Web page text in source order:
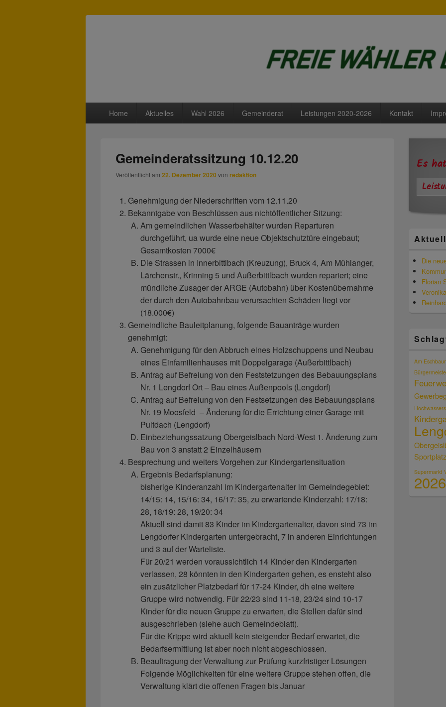
Freie Wähler Lengdorf
PrimäresHome Aktuelles Wahl 2026 Gemeinderat Leistungen 2020-2026 Kontakt
Gemeinderatssitzung 10.12.20
Veröffentlicht am 22. Dezember 2020 von redaktion
Genehmigung der Niederschriften vom 12.11.20
Bekanntgabe von Beschlüssen aus nichtöffentlicher Sitzung:
Am gemeindlichen Wasserbehälter wurden Reparturen
durchgeführt, ua wurde eine neue Objektschutztüre eingebaut;
Gesamtkosten 7000€
Die Strassen in Innerbittlbach (Kreuzung), Bruck 4, Am Mühlanger,
Lärchenstr., Krinning 5 und Außerbittlbach wurden repariert; eine
mündliche Zusager der ARGE (Autobahn) über Kostenübernahme
der durch den Autobahnbau verursachten Schäden liegt vor
(18.000€)
Gemeindliche Bauleitplanung, folgende Bauanträge wurden
genehmigt:
Genehmigung für den Abbruch eines Holzschuppens und Neubau
eines Einfamilienhauses mit Doppelgarage (Außerbittlbach)
Antrag auf Befreiung von den Feststetzungen des Bebauungsplans
Nr. 1 Lengdorf Ort – Bau eines Außenpools (Lengdorf)
Antrag auf Befreiung von den Festsetzungen des Bebauungsplans
Nr. 19 Moosfeld – Änderung für die Errichtung einer Garage mit
Pultdach (Lengdorf)
Einbeziehungssatzung Obergeislbach Nord-West 1. Änderung zum
Bau von 3 anstatt 2 Einzelhäusern
Besprechung und weiters Vorgehen zur Kindergartensituation
Ergebnis Bedarfsplanung:
bisherige Kinderanzahl im Kindergartenalter im Gemeindegebiet:
14/15: 14, 15/16: 34, 16/17: 35, zu erwartende Kinderzahl: 17/18:
28, 18/19: 28, 19/20: 34
Aktuell sind damit 83 Kinder im Kindergartenalter, davon sind 73 im
Lengdorfer Kindergarten untergebracht, 7 in anderen Einrichtungen
und 3 auf der Warteliste.
Für 20/21 werden voraussichtlich 14 Kinder den Kindergarten
verlassen, 28 könnten in den Kindergarten gehen, es ensteht also
ein zusätzlicher Platzbedarf für 17-24 Kinder, dh eine weitere
Gruppe wird notwendig. Für 22/23 sind 11-18, 23/24 sind 10-17
Kinder für die neuen Gruppe zu erwarten, die Stellen dafür sind
ausgeschrieben (siehe auch Gemeindeblatt).
Für die Krippe wird aktuell kein steigender Bedarf erwartet, die
Bedarfsermittlung ist aber noch nicht abgeschlossen.
Beauftragung der Verwaltung zur Prüfung kurzfristiger Lösungen
Folgende Möglichkeiten für eine weitere Gruppe stehen offen, die
Verwaltung klärt die offenen Fragen bis Januar
Es
Die
Florian
Am
Sportplatz
Supermarkt
2026